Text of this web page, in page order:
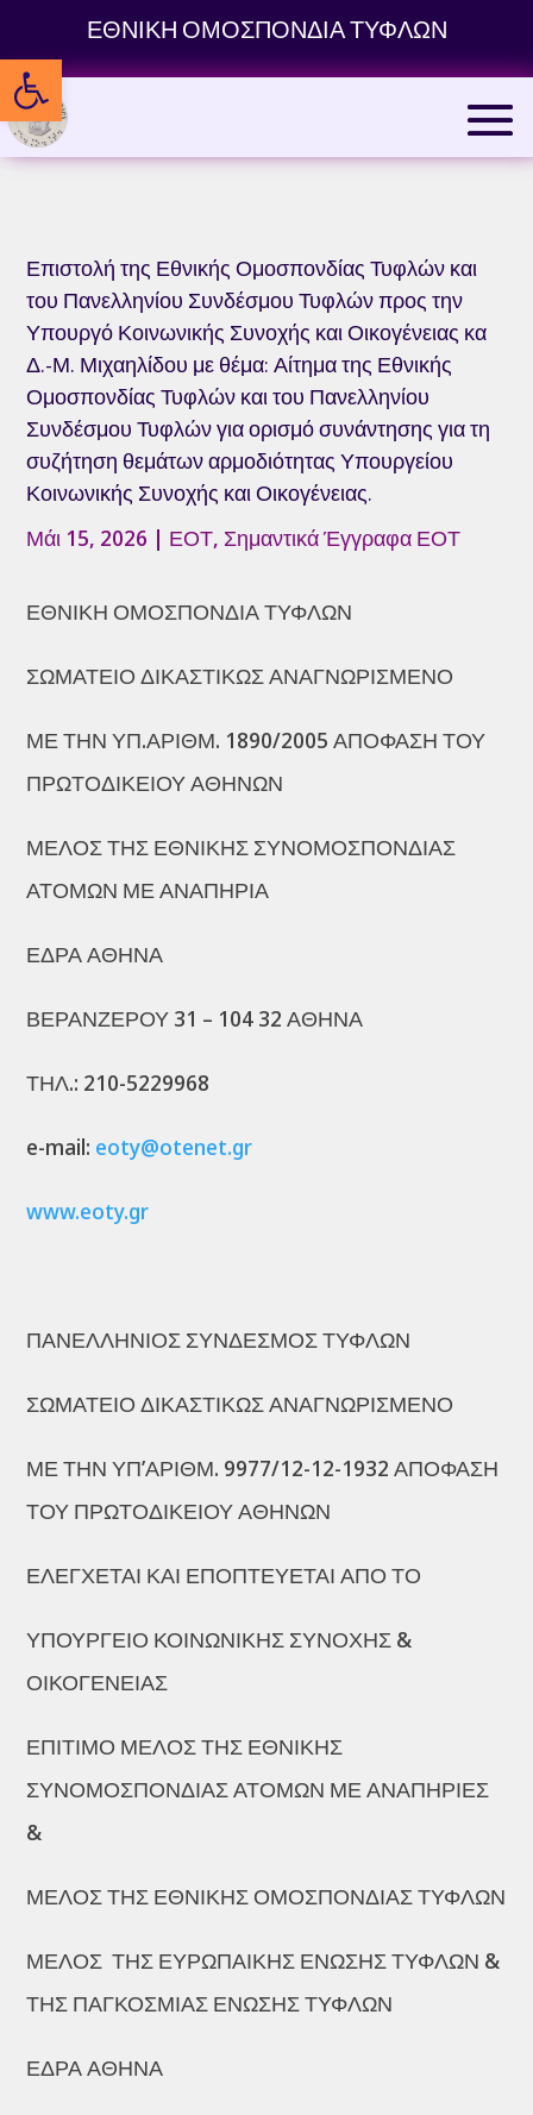
content
Ανοίξτε τη γραμμή εργαλείων
ΕΘΝΙΚΗ ΟΜΟΣΠΟΝΔΙΑ ΤΥΦΛΩΝ
Επιστολή της Εθνικής Ομοσπονδίας Τυφλών και
του Πανελληνίου Συνδέσμου Τυφλών προς την
Υπουργό Κοινωνικής Συνοχής και Οικογένειας κα
Δ.-Μ. Μιχαηλίδου με θέμα: Αίτημα της Εθνικής
Ομοσπονδίας Τυφλών και του Πανελληνίου
Συνδέσμου Τυφλών για ορισμό συνάντησης για τη
συζήτηση θεμάτων αρμοδιότητας Υπουργείου
Κοινωνικής Συνοχής και Οικογένειας.
Μάι 15, 2026 | ΕΟΤ, Σημαντικά Έγγραφα ΕΟΤ
ΕΘΝΙΚΗ ΟΜΟΣΠΟΝΔΙΑ ΤΥΦΛΩΝ
ΣΩΜΑΤΕΙΟ ΔΙΚΑΣΤΙΚΩΣ ΑΝΑΓΝΩΡΙΣΜΕΝΟ
ΜΕ ΤΗΝ ΥΠ.ΑΡΙΘΜ. 1890/2005 ΑΠΟΦΑΣΗ ΤΟΥ
ΠΡΩΤΟΔΙΚΕΙΟΥ ΑΘΗΝΩΝ
ΜΕΛΟΣ ΤΗΣ ΕΘΝΙΚΗΣ ΣΥΝΟΜΟΣΠΟΝΔΙΑΣ
ΑΤΟΜΩΝ ΜΕ ΑΝΑΠΗΡΙΑ
ΕΔΡΑ ΑΘΗΝΑ
ΒΕΡΑΝΖΕΡΟΥ 31 – 104 32 ΑΘΗΝΑ
ΤΗΛ.: 210-5229968
e-mail: eoty@otenet.gr
www.eoty.gr
ΠΑΝΕΛΛΗΝΙΟΣ ΣΥΝΔΕΣΜΟΣ ΤΥΦΛΩΝ
ΣΩΜΑΤΕΙΟ ΔΙΚΑΣΤΙΚΩΣ ΑΝΑΓΝΩΡΙΣΜΕΝΟ
ΜΕ ΤΗΝ ΥΠ’ΑΡΙΘΜ. 9977/12-12-1932 ΑΠΟΦΑΣΗ
ΤΟΥ ΠΡΩΤΟΔΙΚΕΙΟΥ ΑΘΗΝΩΝ
ΕΛΕΓΧΕΤΑΙ ΚΑΙ ΕΠΟΠΤΕΥΕΤΑΙ ΑΠΟ ΤΟ
ΥΠΟΥΡΓΕΙΟ ΚΟΙΝΩΝΙΚΗΣ ΣΥΝΟΧΗΣ &
ΟΙΚΟΓΕΝΕΙΑΣ
ΕΠΙΤΙΜΟ ΜΕΛΟΣ ΤΗΣ ΕΘΝΙΚΗΣ
ΣΥΝΟΜΟΣΠΟΝΔΙΑΣ ΑΤΟΜΩΝ ΜΕ ΑΝΑΠΗΡΙΕΣ
&
ΜΕΛΟΣ ΤΗΣ ΕΘΝΙΚΗΣ ΟΜΟΣΠΟΝΔΙΑΣ ΤΥΦΛΩΝ
ΜΕΛΟΣ ΤΗΣ ΕΥΡΩΠΑΙΚΗΣ ΕΝΩΣΗΣ ΤΥΦΛΩΝ &
ΤΗΣ ΠΑΓΚΟΣΜΙΑΣ ΕΝΩΣΗΣ ΤΥΦΛΩΝ
ΕΔΡΑ ΑΘΗΝΑ